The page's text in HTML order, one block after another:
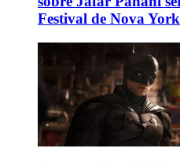
Festival de Nova York